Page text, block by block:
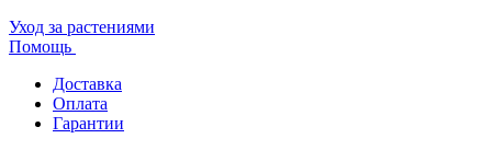
Уход за растениями
Помощь
Доставка
Оплата
Гарантии